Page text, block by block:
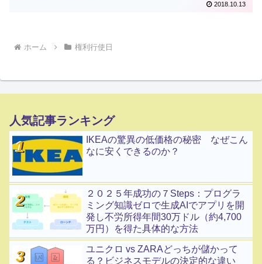
2018.10.13
ホーム 権利行使日
人気記事ランキング
IKEAの驚異の低価格の秘密 なぜこん
なに安くできるのか？
２０２５年成功の７Steps：プログラ
ミング知識ゼロで生成AIでアプリを開
発し不労所得年間30万ドル（約4,700
万円）を得た具体的な方法
ユニクロ vs ZARAどっちが儲かって
る？ビジネスモデルの決定的な違い